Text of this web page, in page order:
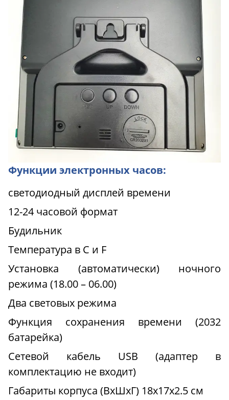
Функции электронных часов:
светодиодный дисплей времени
12-24 часовой формат
Будильник
Температура в С и F
Установка (автоматически) ночного
режима (18.00 – 06.00)
Два световых режима
Функция сохранения времени (2032
батарейка)
Сетевой кабель USB (адаптер в
комплектацию не входит)
Габариты корпуса (ВхШхГ) 18х17х2.5 см